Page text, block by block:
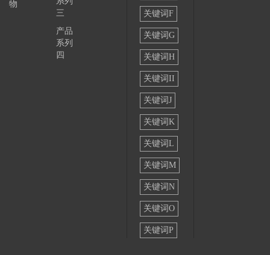
物
三
产品
系列
四
关键词F
关键词G
关键词H
关键词II
关键词J
关键词K
关键词L
关键词M
关键词N
关键词O
关键词P